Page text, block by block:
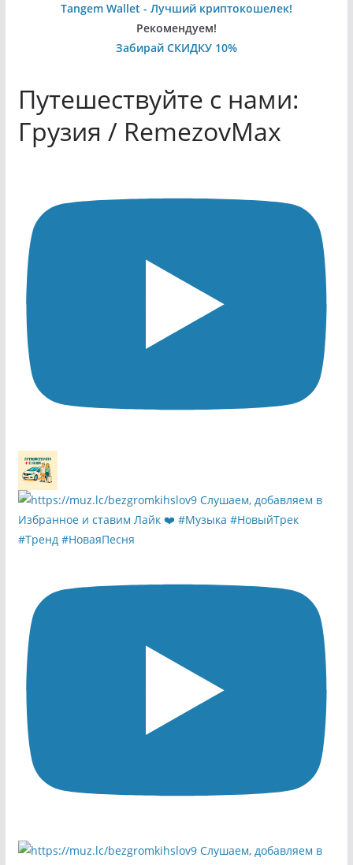
Tangem Wallet - Лучший криптокошелек!
Рекомендуем!
Забирай СКИДКУ 10%
Путешествуйте с нами:
Грузия / RemezovMax